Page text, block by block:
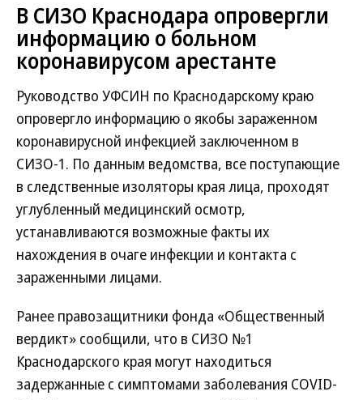
В СИЗО Краснодара опровергли
информацию о больном
коронавирусом арестанте
Руководство УФСИН по Краснодарскому краю
опровергло информацию о якобы зараженном
коронавирусной инфекцией заключенном в
СИЗО-1. По данным ведомства, все поступающие
в следственные изоляторы края лица, проходят
углубленный медицинский осмотр,
устанавливаются возможные факты их
нахождения в очаге инфекции и контакта с
зараженными лицами.
Ранее правозащитники фонда «Общественный
вердикт» сообщили, что в СИЗО №1
Краснодарского края могут находиться
задержанные с симптомами заболевания COVID-